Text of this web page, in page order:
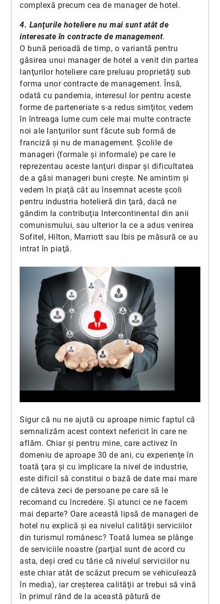
complexă precum cea de manager de hotel.
4. Lanţurile hoteliere nu mai sunt atât de
interesate în contracte de management.
O bună perioadă de timp, o variantă pentru
găsirea unui manager de hotel a venit din partea
lanţurilor hoteliere care preluau proprietăţi sub
forma unor contracte de management. Însă,
odată cu pandemia, interesul lor pentru aceste
forme de parteneriate s-a redus simţitor, vedem
în întreaga lume cum cele mai multe contracte
noi ale lanţurilor sunt făcute sub formă de
franciză şi nu de management. Şcolile de
manageri (formale şi informale) pe care le
reprezentau aceste lanţuri dispar şi dificultatea
de a găsi manageri buni creşte. Ne amintim şi
vedem în piaţă cât au însemnat aceste şcoli
pentru industria hotelieră din ţară, dacă ne
gândim la contribuţia Intercontinental din anii
comunismului, sau ulterior la ce a adus venirea
Sofitel, Hilton, Marriott sau Ibis pe măsură ce au
intrat în piaţă.
Sigur că nu ne ajută cu aproape nimic faptul că
semnalizăm acest context nefericit în care ne
aflăm. Chiar şi pentru mine, care activez în
domeniu de aproape 30 de ani, cu experienţe în
toată ţara şi cu implicare la nivel de industrie,
este dificil să constitui o bază de date mai mare
de câteva zeci de persoane pe care să le
recomand cu încredere. Şi atunci ce ne facem
mai departe? Oare această lipsă de manageri de
hotel nu explică şi ea nivelul calităţii serviciilor
din turismul românesc? Toată lumea se plânge
de serviciile noastre (parţial sunt de acord cu
asta, deşi cred cu tărie că nivelul serviciilor nu
este chiar atât de scăzut precum se vehiculează
în media), iar creşterea calităţii ar trebui să vină
în primul rând de la această pătură de